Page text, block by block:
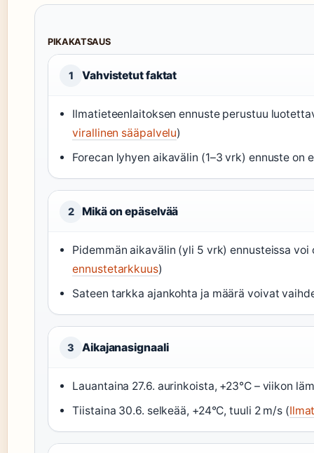
PIKAKATSAUS
1 Vahvistetut faktat
Ilmatieteenlaitoksen ennuste perustuu
virallinen sääpalvelu)
Forecan lyhyen aikavälin (1–3 vrk) ennuste on
2 Mikä on epäselvää
Pidemmän aikavälin (yli 5 vrk) ennusteissa
ennustetarkkuus)
Sateen tarkka ajankohta ja määrä voivat
3 Aikajanasignaali
Lauantaina 27.6. aurinkoista, +23°C – viikon
Tiistaina 30.6. selkeää, +24°C, tuuli 2 m/s (